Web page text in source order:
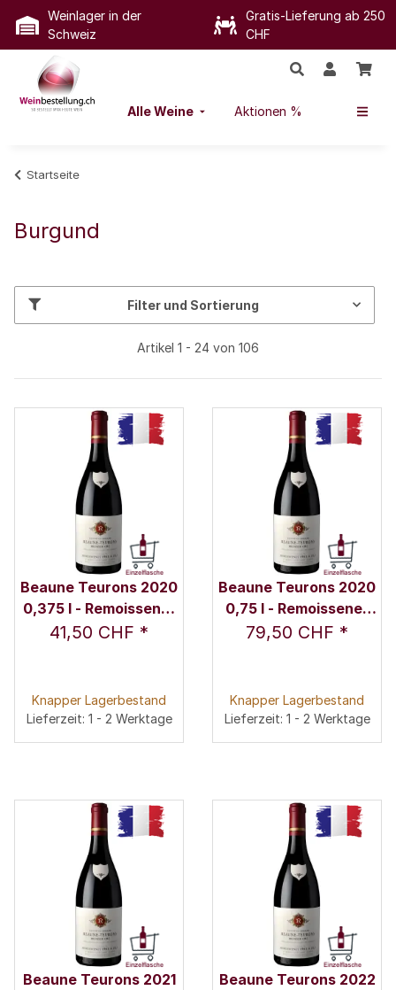
Weinlager in der
Schweiz
Gratis-Lieferung ab 250
CHF
Alle Weine Aktionen %
Startseite
Burgund
Filter und Sortierung
Artikel 1 - 24 von 106
Beaune Teurons 2020
0,375 l - Remoissenet
Père & Fils
41,50 CHF *
Knapper Lagerbestand
Lieferzeit: 1 - 2 Werktage
Beaune Teurons 2020
0,75 l - Remoissenet
Père & Fils
79,50 CHF *
Knapper Lagerbestand
Lieferzeit: 1 - 2 Werktage
Beaune Teurons 2021
Beaune Teurons 2022